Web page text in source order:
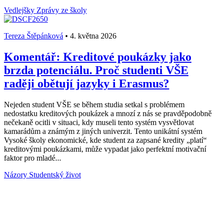
Vedlejšky Zprávy ze školy
Tereza Štěpánková • 4. května 2026
Komentář: Kreditové poukázky jako
brzda potenciálu. Proč studenti VŠE
raději obětují jazyky i Erasmus?
Nejeden student VŠE se během studia setkal s problémem
nedostatku kreditových poukázek a mnozí z nás se pravděpodobně
nečekaně ocitli v situaci, kdy museli tento systém vysvětlovat
kamarádům a známým z jiných univerzit. Tento unikátní systém
Vysoké školy ekonomické, kde student za zapsané kredity „platí“
kreditovými poukázkami, může vypadat jako perfektní motivační
faktor pro mladé...
Názory Studentský život